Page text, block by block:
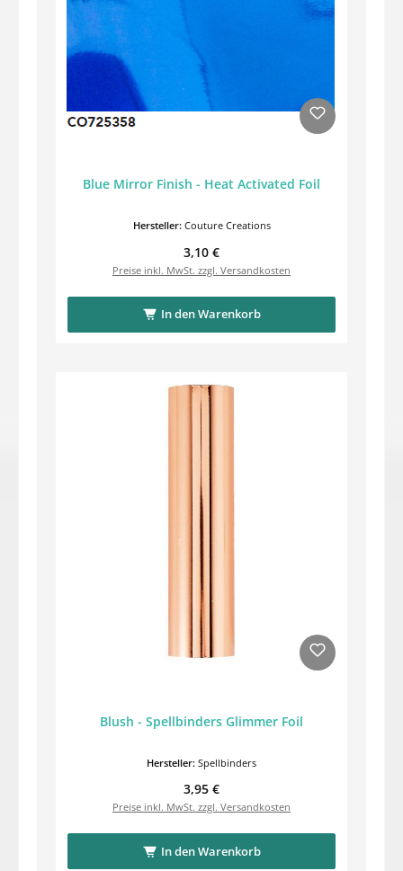
Blue Mirror Finish - Heat Activated Foil
Hersteller: Couture Creations
Regulärer Preis:
3,10 €
Preise inkl. MwSt. zzgl. Versandkosten
In den Warenkorb
Blush - Spellbinders Glimmer Foil
Hersteller: Spellbinders
Regulärer Preis:
3,95 €
Preise inkl. MwSt. zzgl. Versandkosten
In den Warenkorb